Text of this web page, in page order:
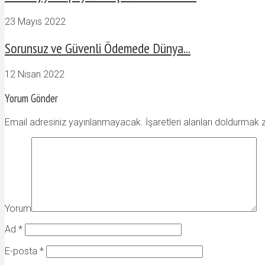
23 Mayıs 2022
Sorunsuz ve Güvenli Ödemede Dünya...
12 Nisan 2022
Yorum Gönder
Email adresiniz yayınlanmayacak. İşaretleri alanları doldurmak
Yorum
Ad *
E-posta *